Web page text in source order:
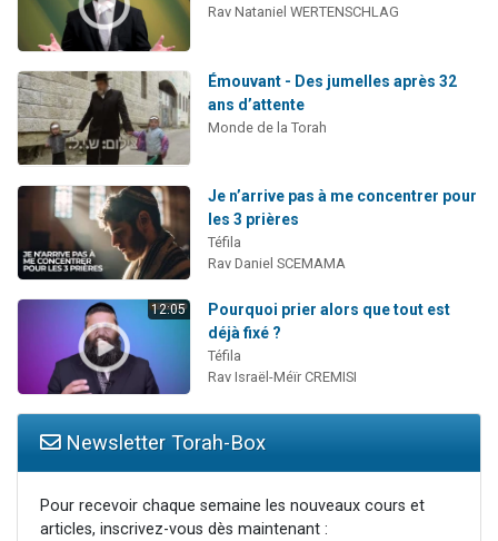
Rav Nataniel WERTENSCHLAG
Émouvant - Des jumelles après 32
ans d’attente
Monde de la Torah
Je n’arrive pas à me concentrer pour
les 3 prières
Téfila
Rav Daniel SCEMAMA
12:05
Pourquoi prier alors que tout est
déjà fixé ?
Téfila
Rav Israël-Méïr CREMISI
Newsletter Torah-Box
Pour recevoir chaque semaine les nouveaux cours et
articles, inscrivez-vous dès maintenant :